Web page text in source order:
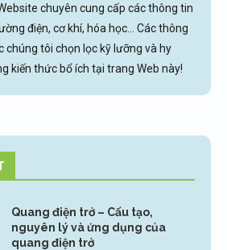
chuyên cung cấp các thông tin
điện, cơ khí, hóa học... Các thông
chúng tôi chọn lọc kỹ lưỡng và hy
kiến thức bổ ích tại trang Web này!
Quang điện trở – Cấu tạo,
nguyên lý và ứng dụng của
quang điện trở